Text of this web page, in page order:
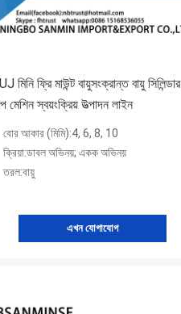
মিনি ফ্রি মাউন্ট বায়ুসংক্রান্ত বায়ু সিলিন্ডার
মেশিন স্বয়ংক্রিয় উত্পাদন লাইন
বোর আকার (মিমি):4, 6, 8, 10
ক্রিয়া:ডাবল অভিনয়; একক অভিনয়
তরল:বায়ু
এখন যোগাযোগ